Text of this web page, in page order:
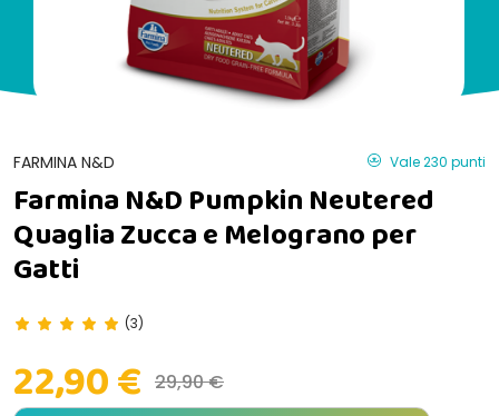
FARMINA N&D Vale 230 punti
Farmina N&D Pumpkin Neutered
Quaglia Zucca e Melograno per
Gatti
(3)
22,90 € 29,90 €